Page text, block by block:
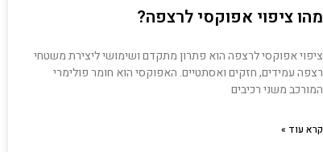
מהו ציפוי אפוקסי לרצפה?
ציפוי אפוקסי לרצפה הוא פתרון מתקדם ושימושי ליצירת משטחי
רצפה עמידים, חזקים ואסתטיים. האפוקסי הוא חומר פולימרי
המורכב משני רכיבים
קרא עוד »